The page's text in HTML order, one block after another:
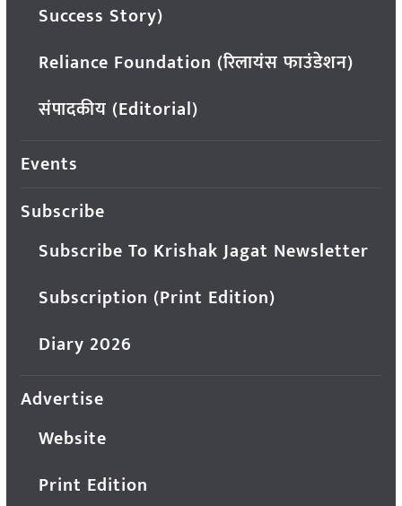
Success Story)
Reliance Foundation (रिलायंस फाउंडेशन)
संपादकीय (Editorial)
Events
Subscribe
Subscribe To Krishak Jagat Newsletter
Subscription (Print Edition)
Diary 2026
Advertise
Website
Print Edition